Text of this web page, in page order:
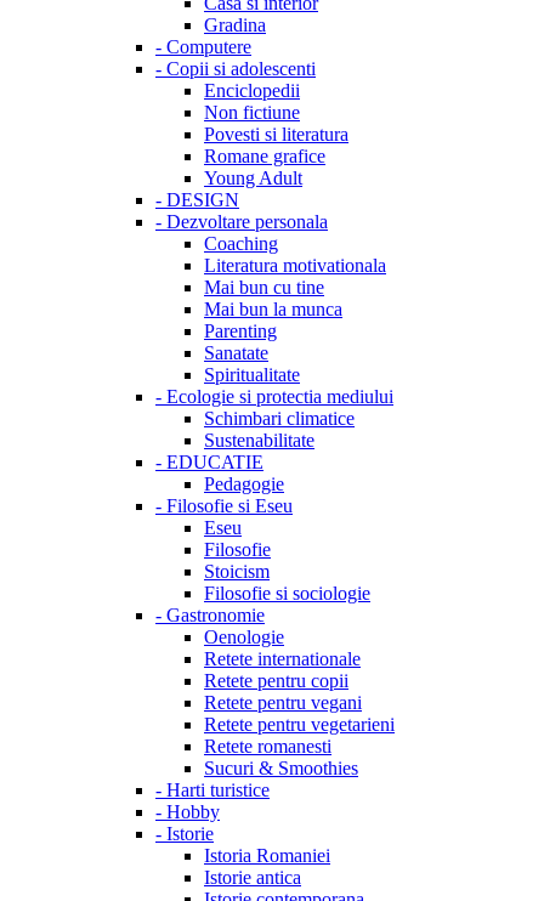
Gradina
- Computere
- Copii si adolescenti
Enciclopedii
Non fictiune
Povesti si literatura
Romane grafice
Young Adult
- DESIGN
- Dezvoltare personala
Coaching
Literatura motivationala
Mai bun cu tine
Mai bun la munca
Parenting
Sanatate
Spiritualitate
- Ecologie si protectia mediului
Schimbari climatice
Sustenabilitate
- EDUCATIE
Pedagogie
- Filosofie si Eseu
Eseu
Filosofie
Stoicism
Filosofie si sociologie
- Gastronomie
Oenologie
Retete internationale
Retete pentru copii
Retete pentru vegani
Retete pentru vegetarieni
Retete romanesti
Sucuri & Smoothies
- Harti turistice
- Hobby
- Istorie
Istoria Romaniei
Istorie antica